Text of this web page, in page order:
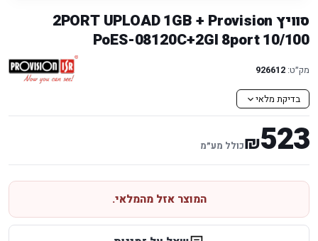
סוויץ 2PORT UPLOAD 1GB + Provision
PoES-08120C+2GI 8port 10/100
מק״ט: 926612
בדיקת מלאי
523
₪כולל מע״מ
המוצר אזל מהמלאי.